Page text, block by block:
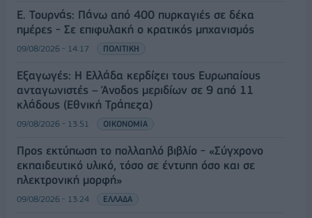
Ε. Τουρνάς: Πάνω από 400 πυρκαγιές σε δέκα
ημέρες - Σε επιφυλακή ο κρατικός μηχανισμός
09/08/2026 - 14:17 ΠΟΛΙΤΙΚΗ
Εξαγωγές: Η Ελλάδα κερδίζει τους Ευρωπαίους
ανταγωνιστές – Άνοδος μεριδίων σε 9 από 11
κλάδους (Εθνική Τράπεζα)
09/08/2026 - 13:51 ΟΙΚΟΝΟΜΙΑ
Προς εκτύπωση το πολλαπλό βιβλίο - «Σύγχρονο
εκπαιδευτικό υλικό, τόσο σε έντυπη όσο και σε
ηλεκτρονική μορφή»
09/08/2026 - 13:24 ΕΛΛΑΔΑ